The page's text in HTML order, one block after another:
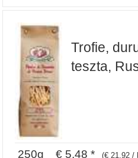
Trofie,
teszta,
250g € 5,48 * (€ 21,92 /